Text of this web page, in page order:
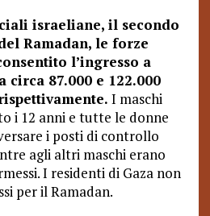
israeliane, il secondo
Ramadan, le forze
l’ingresso a
circa 87.000 e 122.000
I maschi
i 12 anni e tutte le donne
i posti di controllo
agli altri maschi erano
I residenti di Gaza non
per il Ramadan.